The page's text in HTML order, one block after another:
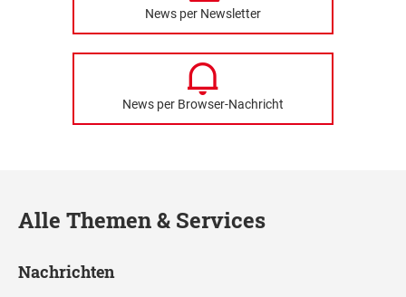
News per Newsletter
News per Browser-Nachricht
Alle Themen & Services
Nachrichten